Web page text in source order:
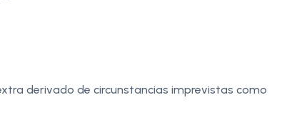
derivado de circunstancias imprevistas como